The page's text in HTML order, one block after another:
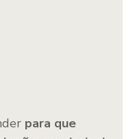
para que